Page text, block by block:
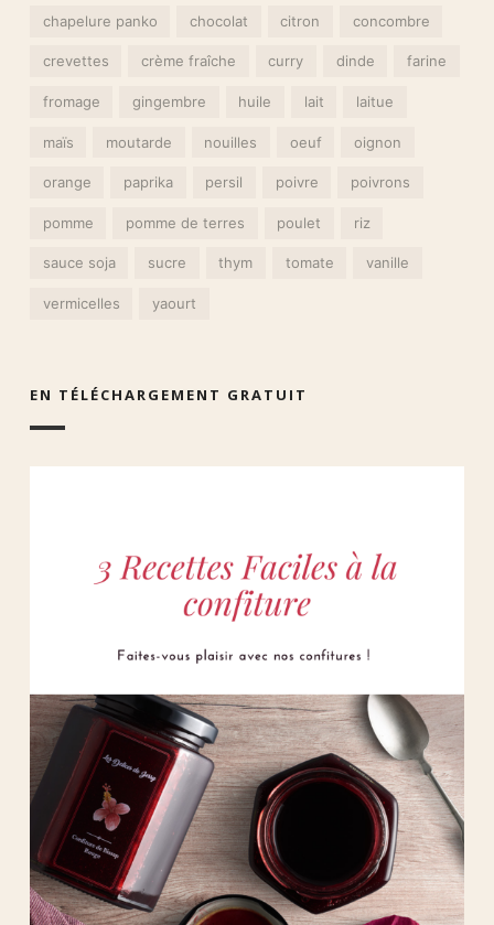
chapelure panko chocolat citron concombre
crevettes crème fraîche curry dinde farine
fromage gingembre huile lait laitue
maïs moutarde nouilles oeuf oignon
orange paprika persil poivre poivrons
pomme pomme de terres poulet riz
sauce soja sucre thym tomate vanille
vermicelles yaourt
EN TÉLÉCHARGEMENT GRATUIT